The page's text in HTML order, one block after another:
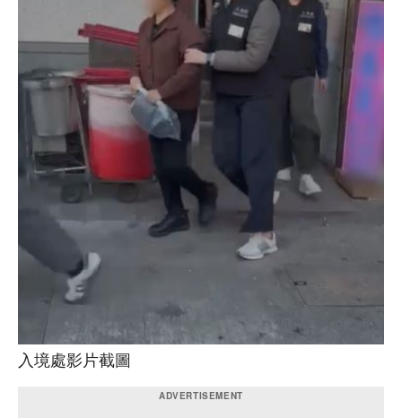
入境處影片截圖